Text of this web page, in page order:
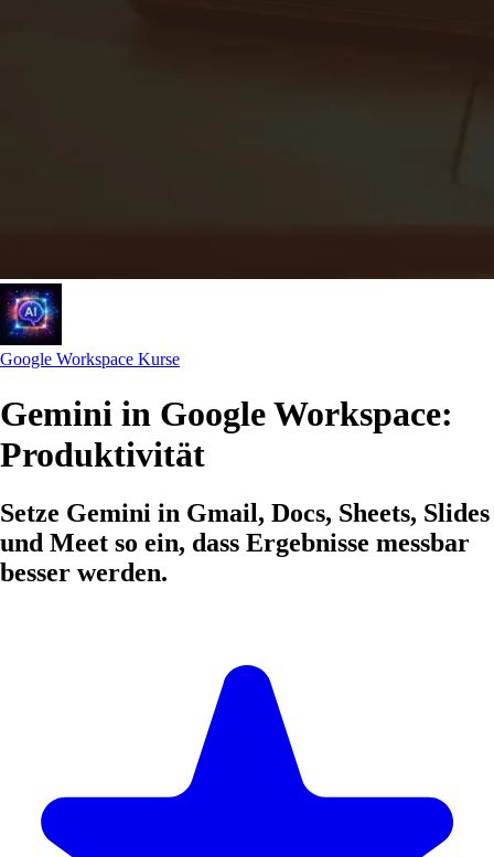
Google Workspace Kurse
Gemini in Google Workspace:
Produktivität
Setze Gemini in Gmail, Docs, Sheets, Slides
und Meet so ein, dass Ergebnisse messbar
besser werden.